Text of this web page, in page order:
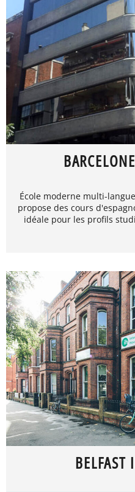
École moderne multi-
propose des cours
idéale pour les profils
BELFAST